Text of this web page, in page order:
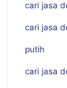
cari jasa
cari jasa
putih
cari jasa